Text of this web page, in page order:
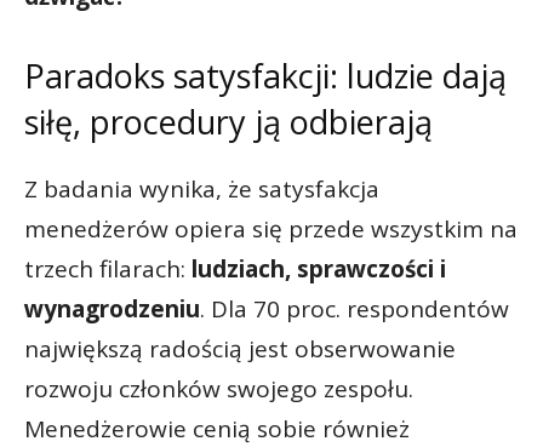
Paradoks satysfakcji: ludzie dają
siłę, procedury ją odbierają
Z badania wynika, że satysfakcja
menedżerów opiera się przede wszystkim na
trzech filarach: ludziach, sprawczości i
wynagrodzeniu. Dla 70 proc. respondentów
największą radością jest obserwowanie
rozwoju członków swojego zespołu.
Menedżerowie cenią sobie również